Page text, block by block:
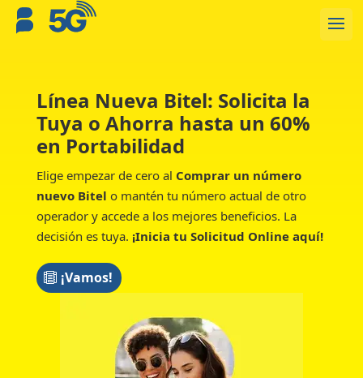
Línea Nueva Bitel: Solicita la
Tuya o Ahorra hasta un 60%
en Portabilidad
Elige empezar de cero al Comprar un número
nuevo Bitel o mantén tu número actual de otro
operador y accede a los mejores beneficios. La
decisión es tuya. ¡Inicia tu Solicitud Online aquí!
¡Vamos!